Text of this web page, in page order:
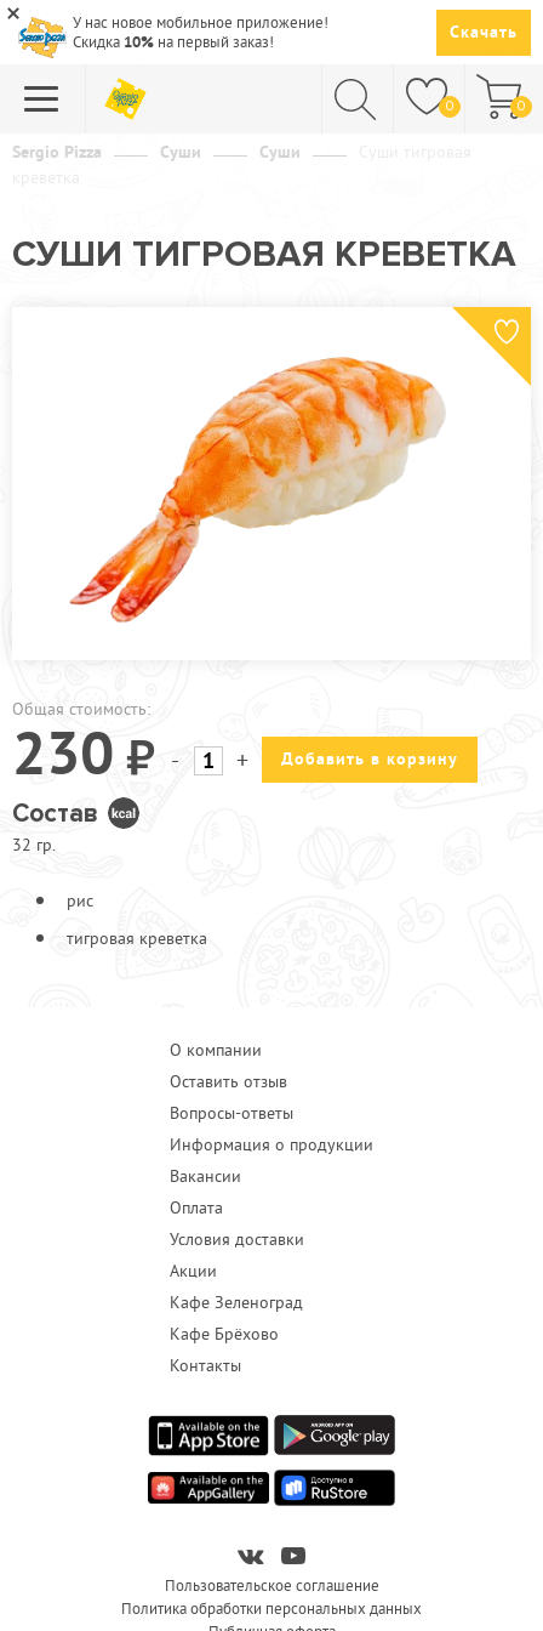
У нас новое мобильное приложение!
Скидка 10% на первый заказ! Скачать
0 0
САЛАТЫ
ГОРЯЧЕЕ
СУПЫ
НАПИТКИ
ДЕСЕРТЫ
Sergio Pizza Суши Суши
СУШИ ТИГРОВАЯ КРЕВЕТКА
Общая стоимость:
230 - + Добавить в корзину
Состав
32 гр.
рис
тигровая креветка
О компании
Оставить отзыв
Вопросы-ответы
Информация о продукции
Вакансии
Оплата
Условия доставки
Акции
Кафе Зеленоград
Кафе Брёхово
Контакты
Пользовательское соглашение
Политика обработки персональных данных